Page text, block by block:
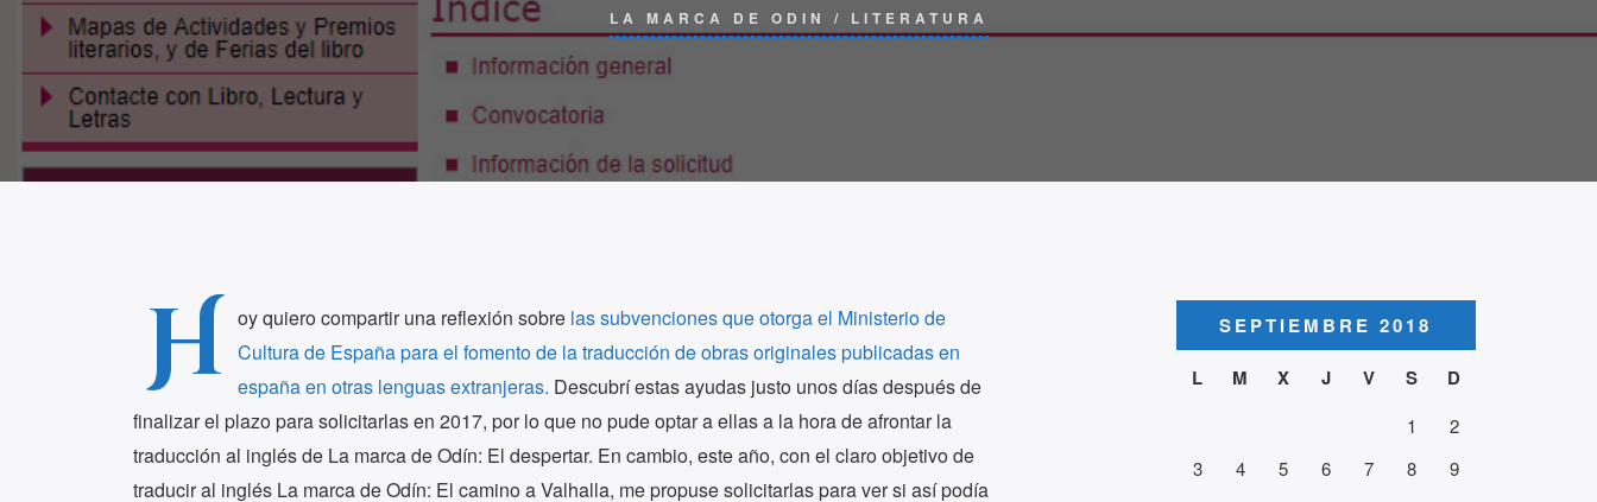
LA MARCA DE ODIN / LITERATURA
H oy quiero compartir una reflexión sobre las subvenciones que otorga el Ministerio de
Cultura de España para el fomento de la traducción de obras originales publicadas en
españa en otras lenguas extranjeras. Descubrí estas ayudas justo unos días después de
finalizar el plazo para solicitarlas en 2017, por lo que no pude optar a ellas a la hora de afrontar la
traducción al inglés de La marca de Odín: El despertar. En cambio, este año, con el claro objetivo de
traducir al inglés La marca de Odín: El camino a Valhalla, me propuse solicitarlas para ver si así podía
SEPTIEMBRE 2018
L
M X J V S D
1
2
3
4 5 6 7 8
9